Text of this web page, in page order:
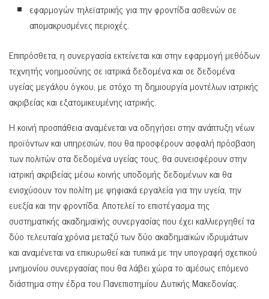
εφαρμογών τηλεϊατρικής για την φροντίδα ασθενών σε
απομακρυσμένες περιοχές.
Επιπρόσθετα, η συνεργασία εκτείνεται και στην εφαρμογή μεθόδων
τεχνητής νοημοσύνης σε ιατρικά δεδομένα και σε δεδομένα
υγείας μεγάλου όγκου, με στόχο τη δημιουργία μοντέλων ιατρικής
ακριβείας και εξατομικευμένης ιατρικής.
Η κοινή προσπάθεια αναμένεται να οδηγήσει στην ανάπτυξη νέων
προϊόντων και υπηρεσιών, που θα προσφέρουν ασφαλή πρόσβαση
των πολιτών στα δεδομένα υγείας τους, θα συνεισφέρουν στην
ιατρική ακριβείας μέσω κοινής υποδομής δεδομένων και θα
ενισχύσουν τον πολίτη με ψηφιακά εργαλεία για την υγεία, την
ευεξία και την φροντίδα. Αποτελεί το επιστέγασμα της
συστηματικής ακαδημαϊκής συνεργασίας που έχει καλλιεργηθεί τα
δύο τελευταία χρόνια μεταξύ των δύο ακαδημαϊκών ιδρυμάτων
και αναμένεται να επικυρωθεί και τυπικά με την υπογραφή σχετικού
μνημονίου συνεργασίας που θα λάβει χώρα το αμέσως επόμενο
διάστημα στην έδρα του Πανεπιστημίου Δυτικής Μακεδονίας.